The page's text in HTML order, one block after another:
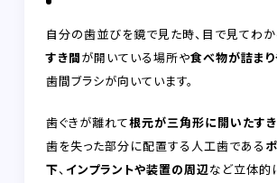
自分の歯並びを鏡で見た時、目で見てわ
すき間が開いている場所や食べ物が詰ま
歯間ブラシが向いています。
歯ぐきが離れて根元が三角形に開いたす
歯を失った部分に配置する人工歯である
下、 インプラントや装置の周辺など立体的